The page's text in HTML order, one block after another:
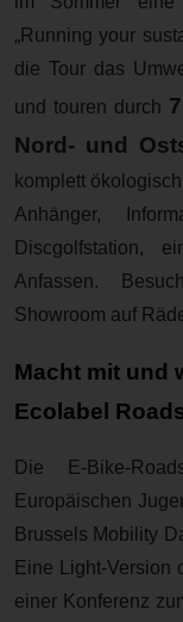
„Running your
die Tour das
und touren durch
Nord- und
komplett
Anhänger,
Discgolfstation,
Anfassen.
Showroom auf
Macht mit und
Ecolabel
Die E-Bike-
Europäischen
Brussels Mobility
Eine Light-Version
einer Konferenz